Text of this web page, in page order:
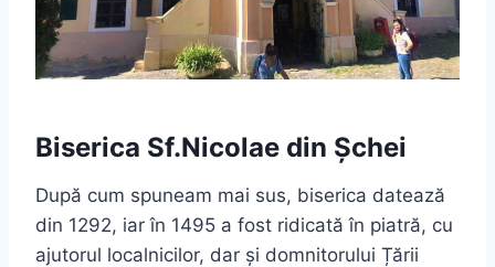
Biserica Sf.Nicolae din Șchei
După cum spuneam mai sus, biserica datează
din 1292, iar în 1495 a fost ridicată în piatră, cu
ajutorul localnicilor, dar și domnitorului Țării